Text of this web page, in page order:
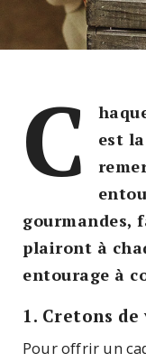
C
est
gourmandes,
plairont à
entourage à
1. Cretons
Pour offrir un